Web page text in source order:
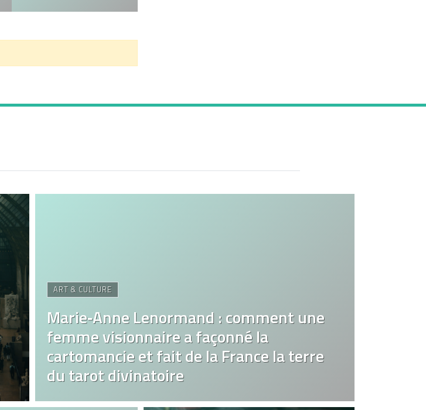
ART & CULTURE
Marie‑Anne Lenormand : comment une
femme visionnaire a façonné la
cartomancie et fait de la France la terre
du tarot divinatoire